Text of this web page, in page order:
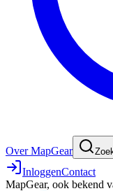
Over MapGear
InloggenContact
MapGear, ook bekend